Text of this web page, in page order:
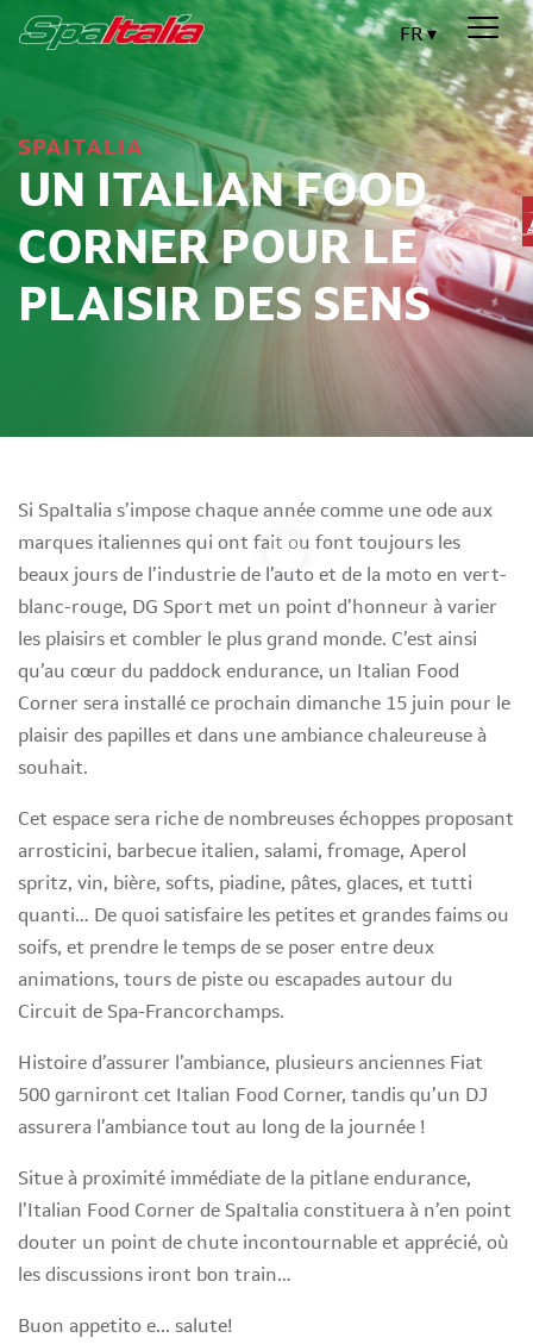
FR
SPAITALIA
UN ITALIAN FOOD
CORNER POUR LE
PLAISIR DES SENS
Si SpaItalia s’impose chaque année comme une ode aux
marques italiennes qui ont fait ou font toujours les
beaux jours de l’industrie de l’auto et de la moto en vert-
blanc-rouge, DG Sport met un point d’honneur à varier
les plaisirs et combler le plus grand monde. C’est ainsi
qu’au cœur du paddock endurance, un Italian Food
Corner sera installé ce prochain dimanche 15 juin pour le
plaisir des papilles et dans une ambiance chaleureuse à
souhait.
Cet espace sera riche de nombreuses échoppes proposant
arrosticini, barbecue italien, salami, fromage, Aperol
spritz, vin, bière, softs, piadine, pâtes, glaces, et tutti
quanti… De quoi satisfaire les petites et grandes faims ou
soifs, et prendre le temps de se poser entre deux
animations, tours de piste ou escapades autour du
Circuit de Spa-Francorchamps.
Histoire d’assurer l’ambiance, plusieurs anciennes Fiat
500 garniront cet Italian Food Corner, tandis qu’un DJ
assurera l’ambiance tout au long de la journée !
Situe à proximité immédiate de la pitlane endurance,
l’Italian Food Corner de SpaItalia constituera à n’en point
douter un point de chute incontournable et apprécié, où
les discussions iront bon train…
Buon appetito e... salute!